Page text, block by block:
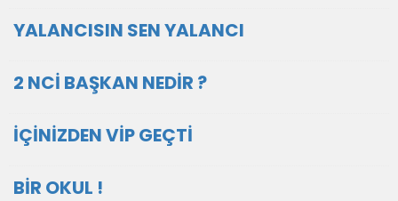
YALANCISIN SEN YALANCI
2 NCİ BAŞKAN NEDİR ?
İÇİNİZDEN VİP GEÇTİ
BİR OKUL !